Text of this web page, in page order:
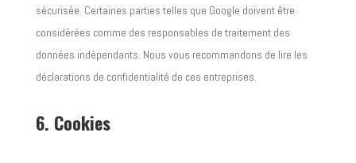
sécurisée. Certaines parties telles que Google doivent être
considérées comme des responsables de traitement des
données indépendants. Nous vous recommandons de lire les
déclarations de confidentialité de ces entreprises.
6. Cookies